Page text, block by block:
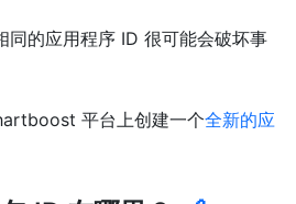
同的应用程序 ID 很可能会破坏事
平台上创建一个全新的应